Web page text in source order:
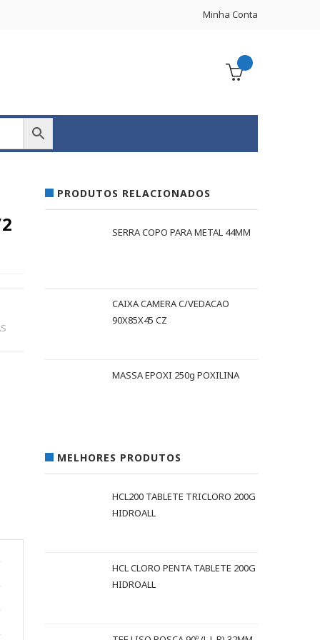
Minha Conta
PRODUTOS RELACIONADOS
SERRA COPO PARA METAL 44MM
CAIXA CAMERA C/VEDACAO
90X85X45 CZ
MASSA EPOXI 250g POXILINA
MELHORES PRODUTOS
HCL200 TABLETE TRICLORO 200G
HIDROALL
HCL CLORO PENTA TABLETE 200G
HIDROALL